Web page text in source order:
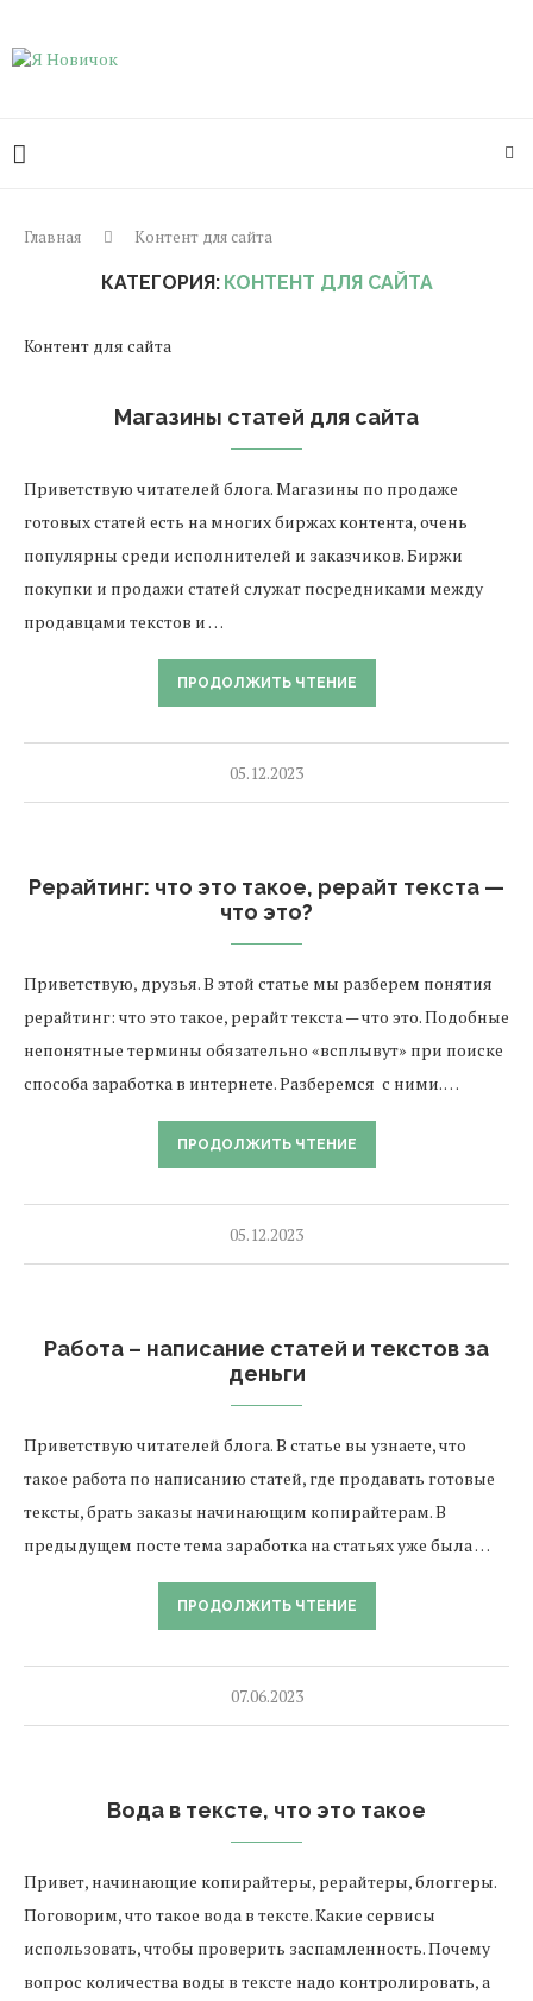
Главная Контент для сайта
КАТЕГОРИЯ: КОНТЕНТ ДЛЯ САЙТА
Контент для сайта
Магазины статей для сайта
Приветствую читателей блога. Магазины по продаже
готовых статей есть на многих биржах контента, очень
популярны среди исполнителей и заказчиков. Биржи
покупки и продажи статей служат посредниками между
продавцами текстов и …
ПРОДОЛЖИТЬ ЧТЕНИЕ
05.12.2023
Рерайтинг: что это такое, рерайт текста —
что это?
Приветствую, друзья. В этой статье мы разберем понятия
рерайтинг: что это такое, рерайт текста — что это. Подобные
непонятные термины обязательно «всплывут» при поиске
способа заработка в интернете. Разберемся с ними. …
ПРОДОЛЖИТЬ ЧТЕНИЕ
05.12.2023
Работа – написание статей и текстов за
деньги
Приветствую читателей блога. В статье вы узнаете, что
такое работа по написанию статей, где продавать готовые
тексты, брать заказы начинающим копирайтерам. В
предыдущем посте тема заработка на статьях уже была …
ПРОДОЛЖИТЬ ЧТЕНИЕ
07.06.2023
Вода в тексте, что это такое
Привет, начинающие копирайтеры, рерайтеры, блоггеры.
Поговорим, что такое вода в тексте. Какие сервисы
использовать, чтобы проверить заспамленность. Почему
вопрос количества воды в тексте надо контролировать, а